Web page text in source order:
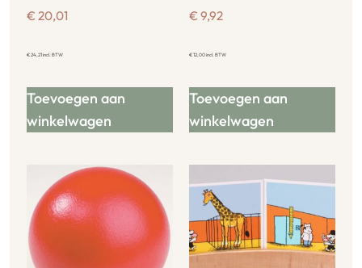
€ 20,01
€24,21incl. BTW
Toevoegen aan
winkelwagen
€ 9,92
€12,00incl. BTW
Toevoegen aan
winkelwagen